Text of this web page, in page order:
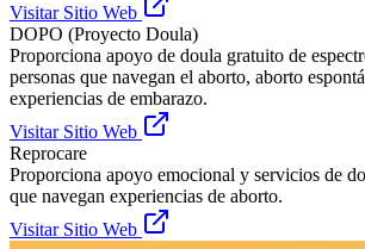
Visitar Sitio Web
DOPO (Proyecto Doula)
Proporciona apoyo de doula gratuito de
personas que navegan el aborto, aborto
experiencias de embarazo.
Visitar Sitio Web
Reprocare
Proporciona apoyo emocional y servicios de
que navegan experiencias de aborto.
Visitar Sitio Web